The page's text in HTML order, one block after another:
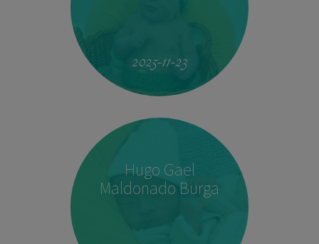
2025-11-23
Hugo Gael
Maldonado Burga